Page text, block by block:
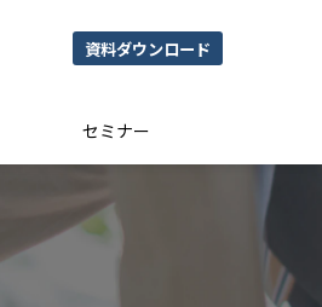
資料ダウンロード
セミナー